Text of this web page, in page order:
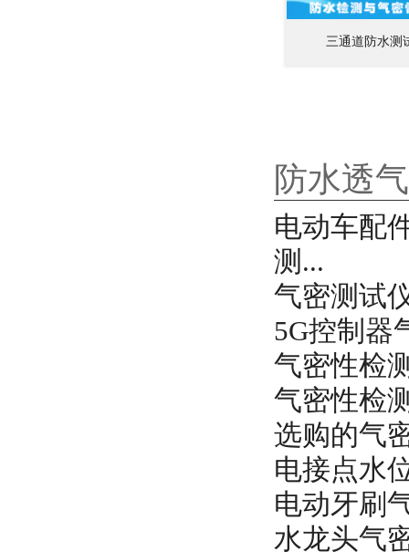
三通道防水测
防水透
电动车配
测...
气密测试
5G控制器
气密性检
气密性检
选购的气
电接点水
电动牙刷
水龙头气